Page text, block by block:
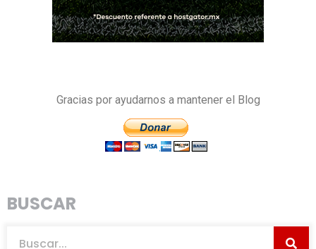
Gracias por ayudarnos a mantener el Blog
BUSCAR